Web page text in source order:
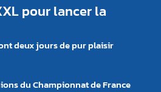
pour lancer la
deux jours de pur plaisir
du Championnat de France